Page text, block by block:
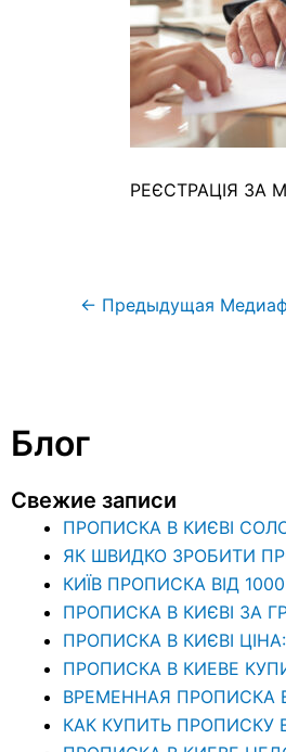
РЕЄСТРАЦІЯ ЗА
← Предыдущая
Блог
Свежие записи
ПРОПИСКА В КИЄВІ
ЯК ШВИДКО ЗРОБИТИ
КИЇВ ПРОПИСКА ВІД
ПРОПИСКА В КИЄВІ ЗА
ПРОПИСКА В КИЄВІ
ПРОПИСКА В КИЕВЕ
ВРЕМЕННАЯ ПРОПИСКА
КАК КУПИТЬ ПРОПИСКУ